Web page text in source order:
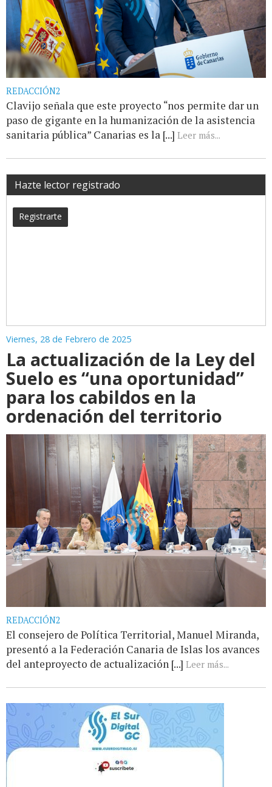
REDACCIÓN2
Clavijo señala que este proyecto “nos permite dar un
paso de gigante en la humanización de la asistencia
sanitaria pública” Canarias es la [...] Leer más...
Hazte lector registrado
Registrarte
Viernes, 28 de Febrero de 2025
La actualización de la Ley del
Suelo es “una oportunidad”
para los cabildos en la
ordenación del territorio
REDACCIÓN2
El consejero de Política Territorial, Manuel Miranda,
presentó a la Federación Canaria de Islas los avances
del anteproyecto de actualización [...] Leer más...